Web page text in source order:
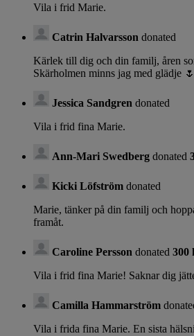
Vila i frid Marie.
Catrin Halvarsson donated
Kärlek till dig och din familj, åren
Skärholmen minns jag med glädje 🌷
Jessica Sandgren donated
Vila i frid fina Marie.
Ann-Mari Swedberg donated
Kicki Löfström donated
Marie, tänker på din familj och
framåt.
Caroline Persson donated 300
Vila i frid fina Marie! Saknar dig
Camilla Hammarström
Vila i frida fina Marie. En sista